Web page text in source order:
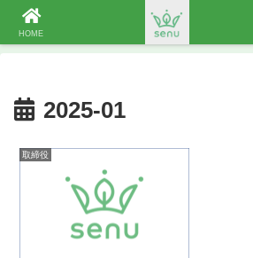
新型コロナウイルスなどの感染症に関
2025-01
取締役
HOME